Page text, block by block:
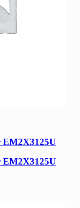
EM2X3125U
EM2X3125U